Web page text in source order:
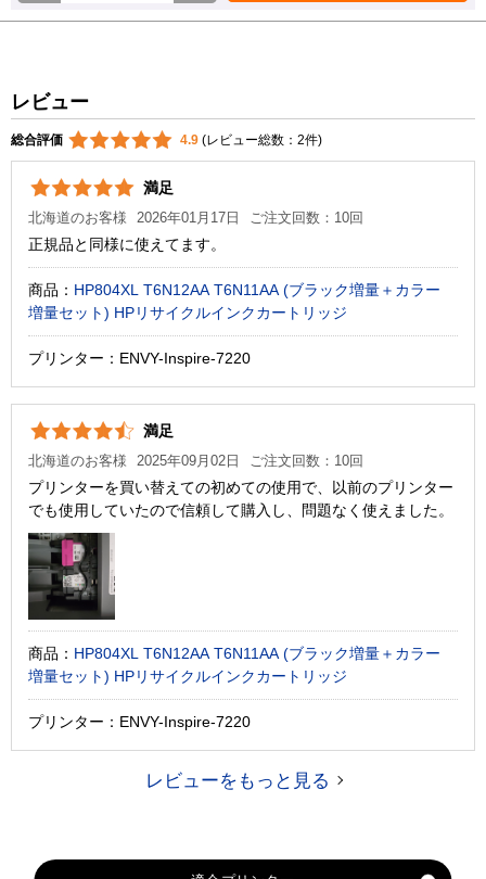
レビュー
総合評価 4.9 (レビュー総数：2件)
満足
北海道のお客様 2026年01月17日 ご注文回数：10回
正規品と同様に使えてます。
商品： HP804XL T6N12AA T6N11AA (ブラック増量＋カラー
増量セット) HPリサイクルインクカートリッジ
プリンター：ENVY-Inspire-7220
満足
北海道のお客様 2025年09月02日 ご注文回数：10回
プリンターを買い替えての初めての使用で、以前のプリンター
でも使用していたので信頼して購入し、問題なく使えました。
商品： HP804XL T6N12AA T6N11AA (ブラック増量＋カラー
増量セット) HPリサイクルインクカートリッジ
プリンター：ENVY-Inspire-7220
レビューをもっと見る